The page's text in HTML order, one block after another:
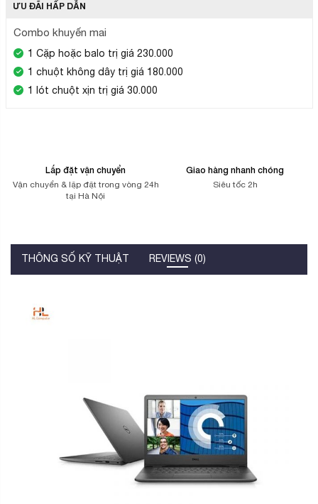
ƯU ĐÃI HẤP DẪN
Combo khuyến mai
1 Cặp hoặc balo trị giá 230.000
1 chuột không dây trị giá 180.000
1 lót chuột xịn trị giá 30.000
Lắp đặt vận chuyển
Vận chuyển & lặp đặt trong vòng 24h
tại Hà Nội
Giao hàng nhanh chóng
Siêu tốc 2h
THÔNG SỐ KỸ THUẬT REVIEWS (0)